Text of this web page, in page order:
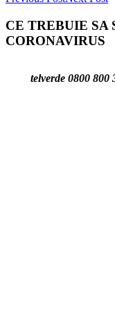
CE TREBUIE SA
CORONAVIRUS
telverde 0800 800